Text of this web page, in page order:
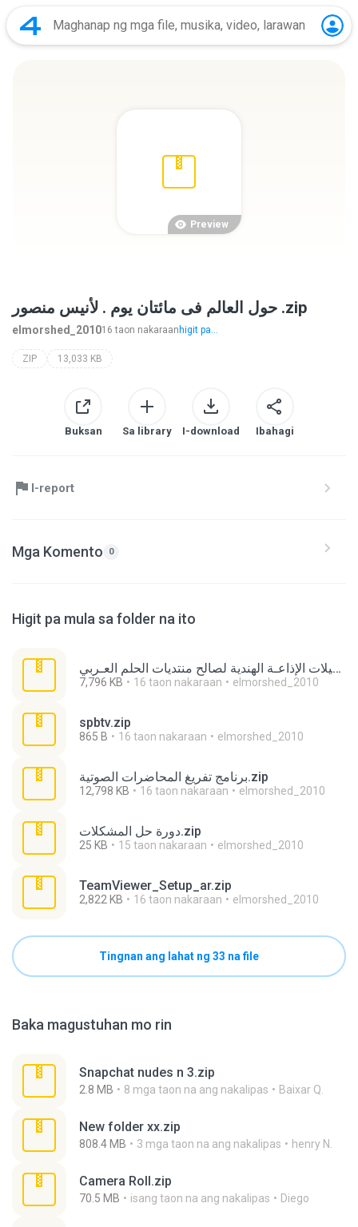
Preview
حول العالم فى مائتان يوم . لأنيس منصور .zip
elmorshed_201016 taon nakaraan higit pa...
ZIP 13,033 KB
Buksan Sa library I-download Ibahagi
I-report
Mga Komento 0
Higit pa mula sa folder na ito
تسجيلات الإذاعـة الهندية لصالح منتديات الحلم العـربي.zip
7,796 KB 16 taon nakaraan elmorshed_2010
spbtv.zip
865 B 16 taon nakaraan elmorshed_2010
برنامج تفريغ المحاضرات الصوتية.zip
12,798 KB 16 taon nakaraan elmorshed_2010
دورة حل المشكلات.zip
25 KB 15 taon nakaraan elmorshed_2010
TeamViewer_Setup_ar.zip
2,822 KB 16 taon nakaraan elmorshed_2010
Tingnan ang lahat ng 33 na file
Baka magustuhan mo rin
Snapchat nudes n 3.zip
2.8 MB 8 mga taon na ang nakalipas Baixar Q.
New folder xx.zip
808.4 MB 3 mga taon na ang nakalipas henry N.
Camera Roll.zip
70.5 MB isang taon na ang nakalipas Diego